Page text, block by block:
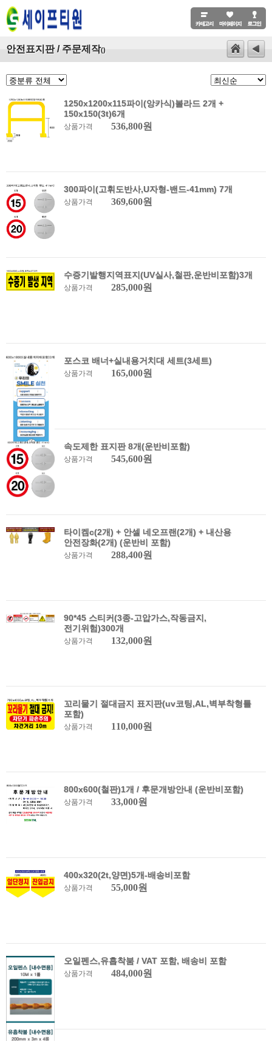
안전표지판 / 주문제작()
1250x1200x115파이(앙카식)볼라드 2개 +
150x150(3t)6개
상품가격 536,800원
300파이(고휘도반사,U자형-밴드-41mm) 7개
상품가격 369,600원
수증기발행지역표지(UV실사,철판,운반비포함)3개
상품가격 285,000원
포스코 배너+실내용거치대 세트(3세트)
상품가격 165,000원
속도제한 표지판 8개(운반비포함)
상품가격 545,600원
타이켐c(2개) + 안셀 네오프랜(2개) + 내산용
안전장화(2개) (운반비 포함)
상품가격 288,400원
90*45 스티커(3종-고압가스,작동금지,
전기위험)300개
상품가격 132,000원
꼬리물기 절대금지 표지판(uv코팅,AL,벽부착형틀
포함)
상품가격 110,000원
800x600(철판)1개 / 후문개방안내 (운반비포함)
상품가격 33,000원
400x320(2t,양면)5개-배송비포함
상품가격 55,000원
오일펜스,유흡착붐 / VAT 포함, 배송비 포함
상품가격 484,000원